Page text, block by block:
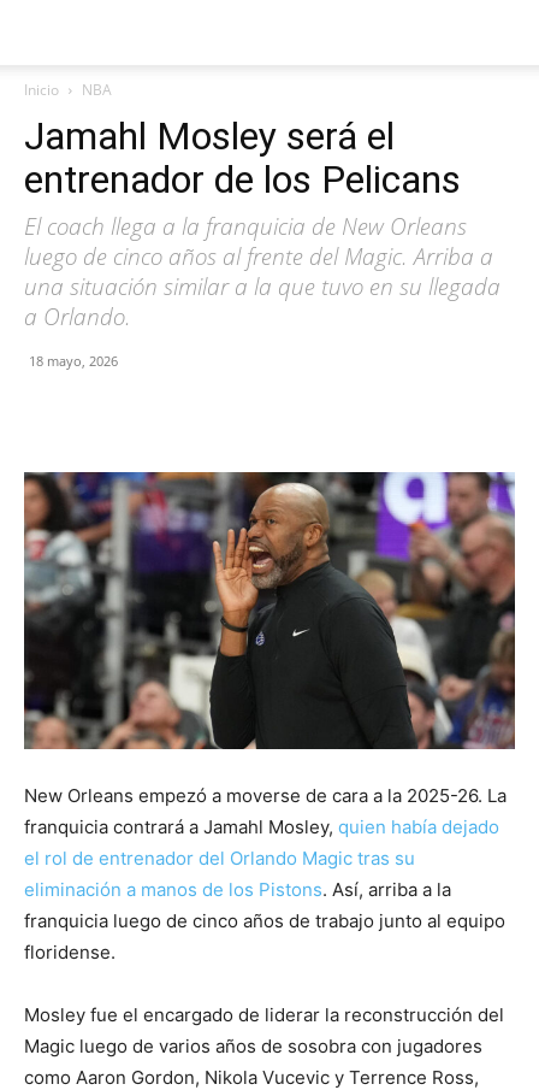
Inicio NBA
Jamahl Mosley será el
entrenador de los Pelicans
El coach llega a la franquicia de New Orleans
luego de cinco años al frente del Magic. Arriba a
una situación similar a la que tuvo en su llegada
a Orlando.
18 mayo, 2026
New Orleans empezó a moverse de cara a la 2025-26. La
franquicia contrará a Jamahl Mosley, quien había dejado
el rol de entrenador del Orlando Magic tras su
eliminación a manos de los Pistons. Así, arriba a la
franquicia luego de cinco años de trabajo junto al equipo
floridense.
Mosley fue el encargado de liderar la reconstrucción del
Magic luego de varios años de sosobra con jugadores
como Aaron Gordon, Nikola Vucevic y Terrence Ross,